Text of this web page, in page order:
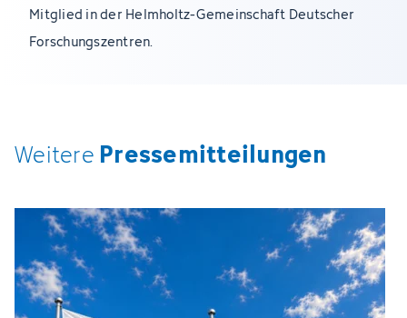
Mitglied in der Helmholtz-Gemeinschaft Deutscher
Forschungszentren.
Weitere Pressemitteilungen